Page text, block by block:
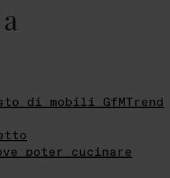
di mobili GfMTrend
poter cucinare